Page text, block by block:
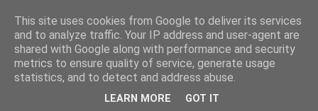
Haltungsturnen
Niveau sieht nur von unten aus wie Arroganz.
This site uses cookies from Google to deliver its services
and to analyze traffic. Your IP address and user-agent are
shared with Google along with performance and security
metrics to ensure quality of service, generate usage
statistics, and to detect and address abuse.
LEARN MORE GOT IT